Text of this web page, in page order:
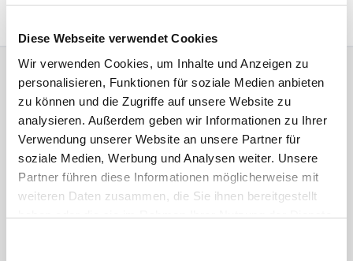
Diese Webseite verwendet Cookies
Wir verwenden Cookies, um Inhalte und Anzeigen zu
personalisieren, Funktionen für soziale Medien anbieten
zu können und die Zugriffe auf unsere Website zu
analysieren. Außerdem geben wir Informationen zu Ihrer
Verwendung unserer Website an unsere Partner für
soziale Medien, Werbung und Analysen weiter. Unsere
Partner führen diese Informationen möglicherweise mit
weiteren Daten zusammen, die Sie ihnen bereitgestellt
haben oder die sie im Rahmen Ihrer Nutzung der Dienste
Unsere Zahlungsarten
Social Media